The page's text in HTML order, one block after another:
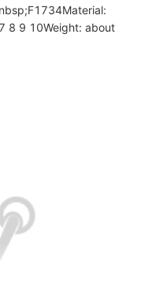
8 9 10Weight: about